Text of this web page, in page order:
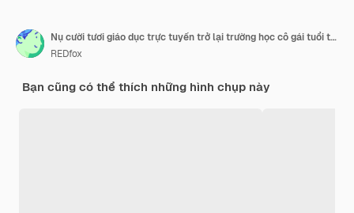
Nụ cười tươi giáo dục trực tuyến trở lại trường học cô gái tuổi teen vui vẻ đeo tai nghe nghe nhạc
REDfox
Bạn cũng có thể thích những hình chụp này